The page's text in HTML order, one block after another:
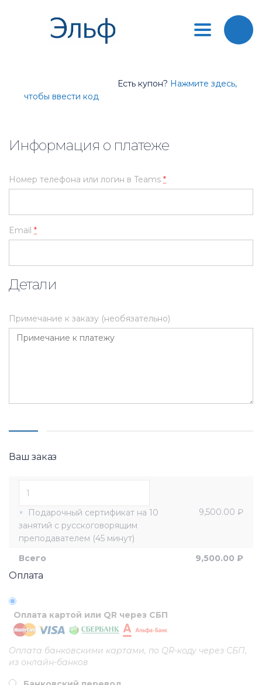
Toggle
Есть купон? Нажмите здесь,
чтобы ввести код
Информация о платеже
Номер телефона или логин в Teams *
Email *
Детали
Примечание к заказу (необязательно)
Ваш заказ
×
Подарочный сертификат на 10
занятий с русскоговорящим
преподавателем (45 минут)
9,500.00 ₽
Всего 9,500.00 ₽
Оплата
Оплата картой или QR через СБП
Оплата банковскими картами, по QR-коду через СБП,
из онлайн-банков